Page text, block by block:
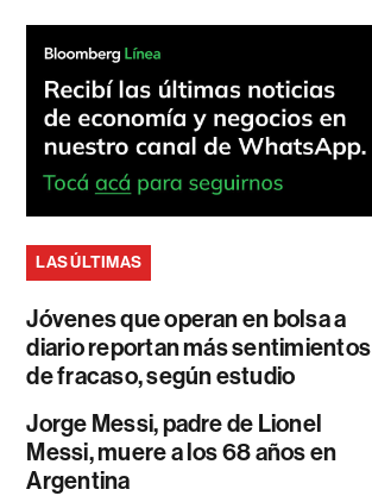
LAS ÚLTIMAS
Jóvenes que operan en bolsa a
diario reportan más sentimientos
de fracaso, según estudio
Jorge Messi, padre de Lionel
Messi, muere a los 68 años en
Argentina